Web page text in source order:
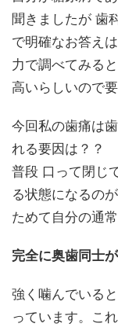
聞きましたが 歯
で明確なお答え
力で調べてみる
高いらしいので要
今回私の歯痛は
れる要因は？？
普段 口って閉じ
る状態になるの
ためて自分の通
完全に奥歯同士
強く噛んでいる
っています。こ